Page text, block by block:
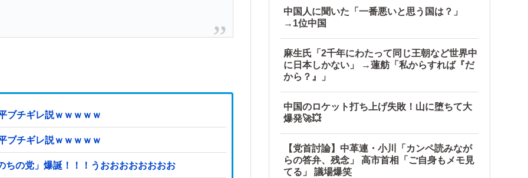
ブチギレ説ｗｗｗｗｗ
ブチギレ説ｗｗｗｗｗ
ちの党」爆誕！！！うおおおおおおおお
中国人に聞いた「一番悪いと思う国は？」
→1位中国
麻生氏「2千年にわたって同じ王朝など世界中
に日本しかない」 →蓮舫「私からすれば『だ
から？』」
中国のロケット打ち上げ失敗！山に堕ちて大
爆発🚀💥
【党首討論】中革連・小川「カンペ読みなが
らの答弁、残念」 高市首相「ご自身もメモ見
てる」 議場爆笑